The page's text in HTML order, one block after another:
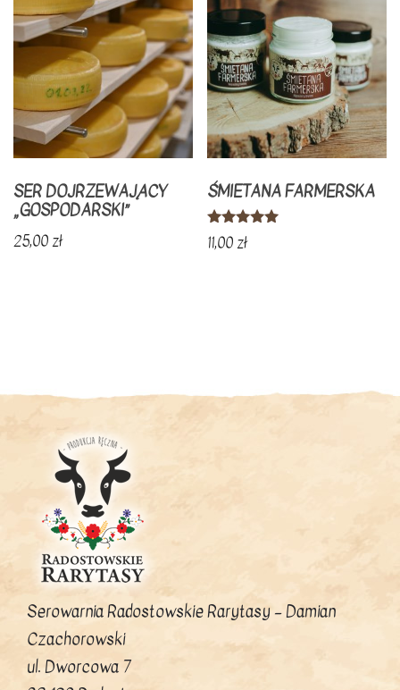
SER DOJRZEWAJĄCY
„GOSPODARSKI”
25,00zł
ŚMIETANA FARMERSKA
Oceniono
5.00
11,00zł
Serowarnia Radostowskie Rarytasy – Damian
Czachorowski
ul. Dworcowa 7